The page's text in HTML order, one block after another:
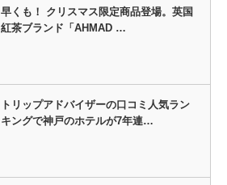
早くも！ クリスマス限定商品登場。英国
紅茶ブランド「AHMAD …
トリップアドバイザーの口コミ人気ラン
キングで神戸のホテルが7年連…